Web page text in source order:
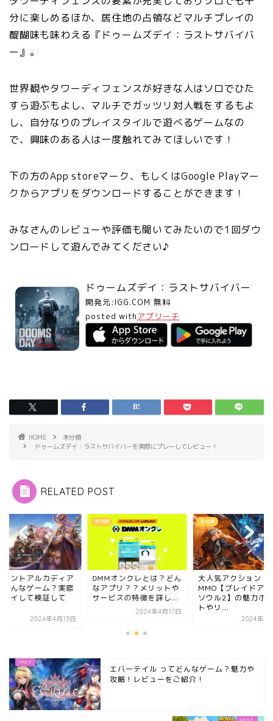
分に楽しめるほか、居住地の占領などマルチプレイの
醍醐味も味わえる『ドゥームズデイ：ラストサバイバ
ー』。
世界観やタワーディフェンスが好きな人はソロでひた
すら遊ぶもよし、マルチでガッツリ対人戦をするもよ
し、自分なりのプレイスタイルで遊べるゲームなの
で、興味のある人は一度触れてみてほしいです！
下の方のApp storeマーク、もしくはGoogle Playマー
クからアプリをダウンロードすることができます！
みなさんのレビューや評価も聞いてみたいので1回ダウ
ンロードして遊んでみてください♪
ドゥームズデイ：ラストサバイバー
開発元: IGG.COM 無料
posted with アプリーチ
HOME
未分類
ドゥームズデイ：ラストサバイバーを実際にプレーしてレビュー！
RELATED POST
オンクレとは？どん
プリ？？メリットや
スの特徴を詳し...
未分類
大人気アクション
MMO【ブレイドアンド
ソウル2】の魅力ポイン
未分類
オリエントアルカデ
ってどんなゲーム？
にプレイして検証し
い...
2024年4
エバーテイル ってどんなゲーム？魅力や
攻略！レビューをご紹介！